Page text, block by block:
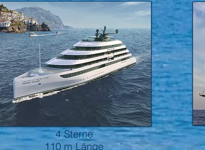
kleine Kreuzfahrtschiffe
Emerald Yacht Cruises
4 Sterne
110 m Länge